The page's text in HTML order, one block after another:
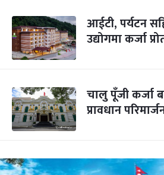
आईटी, पर्यटन
उद्योगमा कर्जा
चालु पूँजी कर्जा
प्रावधान